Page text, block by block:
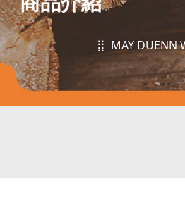
⣿ MAY DUENN